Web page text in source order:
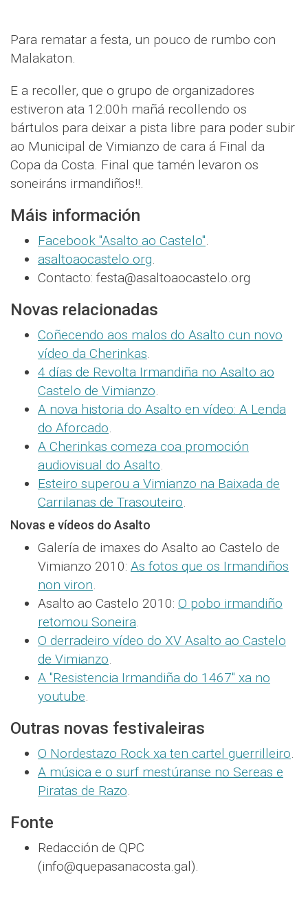
Para rematar a festa, un pouco de rumbo con
Malakaton.
E a recoller, que o grupo de organizadores
estiveron ata 12:00h mañá recollendo os
bártulos para deixar a pista libre para poder subir
ao Municipal de Vimianzo de cara á Final da
Copa da Costa. Final que tamén levaron os
soneiráns irmandiños!!.
Máis información
Facebook "Asalto ao Castelo".
asaltoaocastelo.org.
Contacto: festa@asaltoaocastelo.org
Novas relacionadas
Coñecendo aos malos do Asalto cun novo
vídeo da Cherinkas.
4 días de Revolta Irmandiña no Asalto ao
Castelo de Vimianzo.
A nova historia do Asalto en vídeo: A Lenda
do Aforcado.
A Cherinkas comeza coa promoción
audiovisual do Asalto.
Esteiro superou a Vimianzo na Baixada de
Carrilanas de Trasouteiro.
Novas e vídeos do Asalto
Galería de imaxes do Asalto ao Castelo de
Vimianzo 2010: As fotos que os Irmandiños
non viron.
Asalto ao Castelo 2010: O pobo irmandiño
retomou Soneira.
O derradeiro vídeo do XV Asalto ao Castelo
de Vimianzo.
A "Resistencia Irmandiña do 1467" xa no
youtube.
Outras novas festivaleiras
O Nordestazo Rock xa ten cartel guerrilleiro.
A música e o surf mestúranse no Sereas e
Piratas de Razo.
Fonte
Redacción de QPC
(info@quepasanacosta.gal).